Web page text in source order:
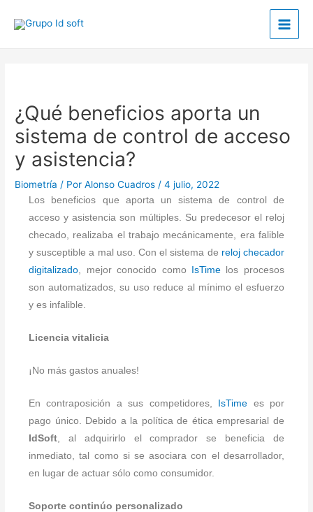
Main
¿Qué beneficios aporta un
sistema de control de acceso
y asistencia?
Biometría / PorAlonso Cuadros /4 julio, 2022
Los beneficios que aporta un sistema de control de
acceso y asistencia son múltiples. Su predecesor el reloj
checado, realizaba el trabajo mecánicamente, era falible
y susceptible a mal uso. Con el sistema de reloj checador
digitalizado, mejor conocido como IsTimelos procesos
son automatizados, su uso reduce al mínimo el esfuerzo
y es infalible.
Licencia vitalicia
¡No más gastos anuales!
En contraposición a sus competidores, IsTime es por
pago único. Debido a la política de ética empresarial de
IdSoft , al adquirirlo el comprador se beneficia de
inmediato, tal como si se asociara con el desarrollador,
en lugar de actuar sólo como consumidor.
Soporte continúo personalizado